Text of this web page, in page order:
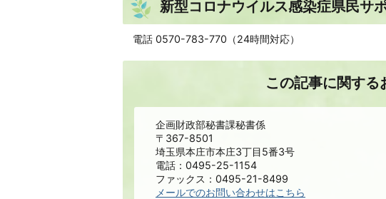
新型コロナウイルス感染症県民サ
電話 0570-783-770（24時間対応）
この記事に関する
企画財政部秘書課秘書係
〒367-8501
埼玉県本庄市本庄3丁目5番3号
電話：0495-25-1154
ファックス：0495-21-8499
メールでのお問い合わせはこちら